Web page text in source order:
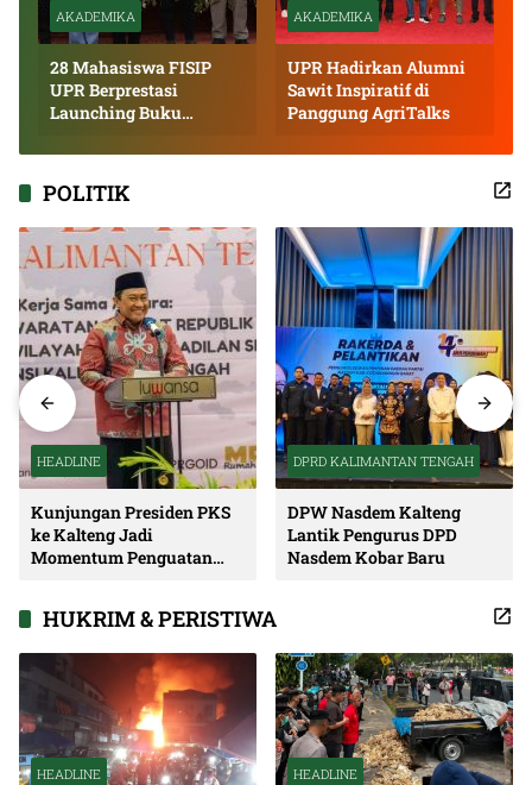
AKADEMIKA
28 Mahasiswa FISIP
UPR Berprestasi
Launching Buku
AKADEMIKA
UPR Hadirkan Alumni
Sawit Inspiratif di
Panggung AgriTalks
POLITIK
HEADLINE
Kunjungan Presiden PKS
ke Kalteng Jadi
Momentum Penguatan
DPRD KALIMANTAN TENGAH
DPW Nasdem Kalteng
Lantik Pengurus DPD
Nasdem Kobar Baru
HUKRIM & PERISTIWA
HEADLINE HEADLINE